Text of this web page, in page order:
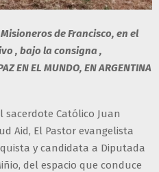
de Francisco, en el
, bajo la consigna ,
EN EL MUNDO, EN ARGENTINA
Católico Juan
Aid, El Pastor evangelista
y candidata a Diputada
del espacio que conduce